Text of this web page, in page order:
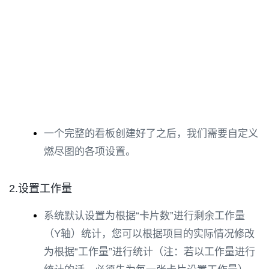
一个完整的看板创建好了之后，我们需要自定义
燃尽图的各项设置。
2.设置工作量
系统默认设置为根据“卡片数”进行剩余工作量
（Y轴）统计，您可以根据项目的实际情况修改
为根据“工作量”进行统计（注：若以工作量进行